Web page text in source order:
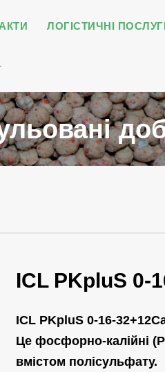
ЛОГІСТИЧНІ
ICL PKpluS 0-
ICL PKpluS 0-16-
Це фосфорно-калійні
вмістом полісульфату.